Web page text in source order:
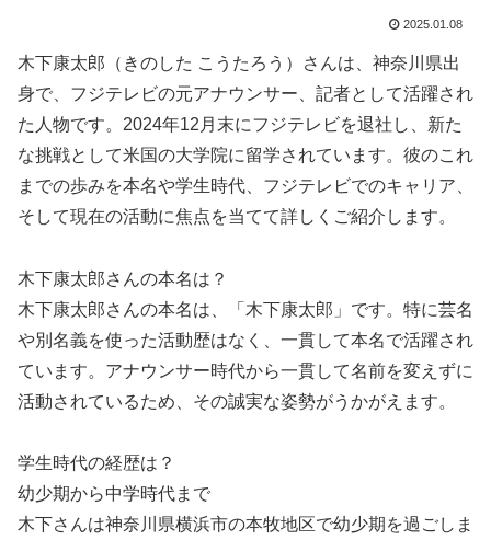
2025.01.08
木下康太郎（きのした こうたろう）さんは、神奈川県出
身で、フジテレビの元アナウンサー、記者として活躍され
た人物です。2024年12月末にフジテレビを退社し、新た
な挑戦として米国の大学院に留学されています。彼のこれ
までの歩みを本名や学生時代、フジテレビでのキャリア、
そして現在の活動に焦点を当てて詳しくご紹介します。
木下康太郎さんの本名は？
木下康太郎さんの本名は、「木下康太郎」です。特に芸名
や別名義を使った活動歴はなく、一貫して本名で活躍され
ています。アナウンサー時代から一貫して名前を変えずに
活動されているため、その誠実な姿勢がうかがえます。
学生時代の経歴は？
幼少期から中学時代まで
木下さんは神奈川県横浜市の本牧地区で幼少期を過ごしま